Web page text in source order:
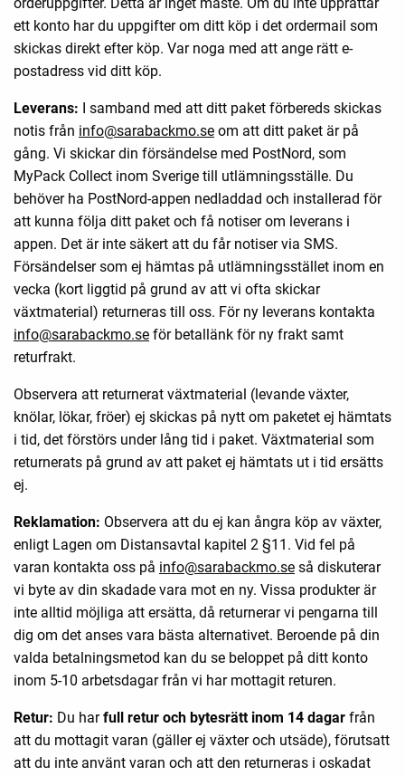
orderuppgifter. Detta är inget måste. Om du inte upprättar
ett konto har du uppgifter om ditt köp i det ordermail som
skickas direkt efter köp. Var noga med att ange rätt e-
postadress vid ditt köp.
Leverans: I samband med att ditt paket förbereds skickas
notis från info@sarabackmo.se om att ditt paket är på
gång. Vi skickar din försändelse med PostNord, som
MyPack Collect inom Sverige till utlämningsställe. Du
behöver ha PostNord-appen nedladdad och installerad för
att kunna följa ditt paket och få notiser om leverans i
appen. Det är inte säkert att du får notiser via SMS.
Försändelser som ej hämtas på utlämningsstället inom en
vecka (kort liggtid på grund av att vi ofta skickar
växtmaterial) returneras till oss. För ny leverans kontakta
info@sarabackmo.se för betallänk för ny frakt samt
returfrakt.
Observera att returnerat växtmaterial (levande växter,
knölar, lökar, fröer) ej skickas på nytt om paketet ej hämtats
i tid, det förstörs under lång tid i paket. Växtmaterial som
returnerats på grund av att paket ej hämtats ut i tid ersätts
ej.
Reklamation: Observera att du ej kan ångra köp av växter,
enligt Lagen om Distansavtal kapitel 2 §11. Vid fel på
varan kontakta oss på info@sarabackmo.se så diskuterar
vi byte av din skadade vara mot en ny. Vissa produkter är
inte alltid möjliga att ersätta, då returnerar vi pengarna till
dig om det anses vara bästa alternativet. Beroende på din
valda betalningsmetod kan du se beloppet på ditt konto
inom 5-10 arbetsdagar från vi har mottagit returen.
Retur: Du harfull retur och bytesrätt inom 14 dagar från
att du mottagit varan (gäller ej växter och utsäde), förutsatt
att du inte använt varan och att den returneras i oskadat